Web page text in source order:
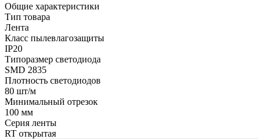
Общие характеристики
Тип товара
Лента
Класс пылевлагозащиты
IP20
Типоразмер светодиода
SMD 2835
Плотность светодиодов
80 шт/м
Минимальный отрезок
100 мм
Серия ленты
RT открытая